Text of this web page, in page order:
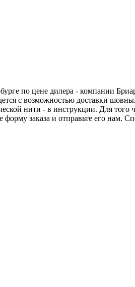
по цене дилера - компании
с возможностью доставки
нити - в инструкции. Для
заказа и отправьте его нам.